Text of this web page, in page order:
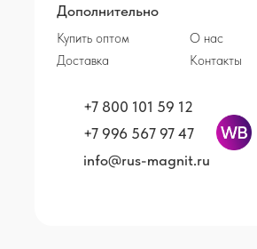
Дополнительно
Купить оптом
Доставка
О нас
Контакты
+7 800 101 59 12
info@rus-magnit.ru
+7 996 567 97 47